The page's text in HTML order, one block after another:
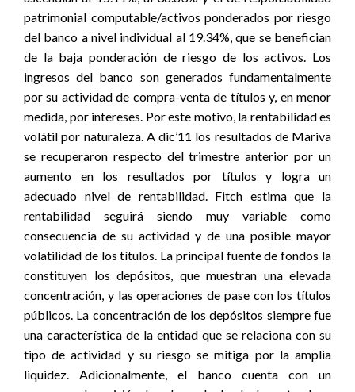
patrimonial computable/activos ponderados por riesgo
del banco a nivel individual al 19.34%, que se benefician
de la baja ponderación de riesgo de los activos. Los
ingresos del banco son generados fundamentalmente
por su actividad de compra-venta de títulos y, en menor
medida, por intereses. Por este motivo, la rentabilidad es
volátil por naturaleza. A dic’11 los resultados de Mariva
se recuperaron respecto del trimestre anterior por un
aumento en los resultados por títulos y logra un
adecuado nivel de rentabilidad. Fitch estima que la
rentabilidad seguirá siendo muy variable como
consecuencia de su actividad y de una posible mayor
volatilidad de los títulos. La principal fuente de fondos la
constituyen los depósitos, que muestran una elevada
concentración, y las operaciones de pase con los títulos
públicos. La concentración de los depósitos siempre fue
una característica de la entidad que se relaciona con su
tipo de actividad y su riesgo se mitiga por la amplia
liquidez. Adicionalmente, el banco cuenta con un